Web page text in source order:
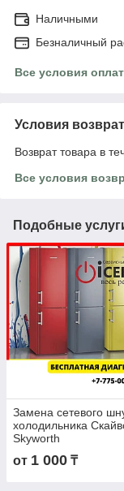
Наличными
Безналичный
Все условия
Условия
Возврат товара в
Все условия
Подобные
Замена сетевого
холодильника
Skyworth
от 1 000 ₸